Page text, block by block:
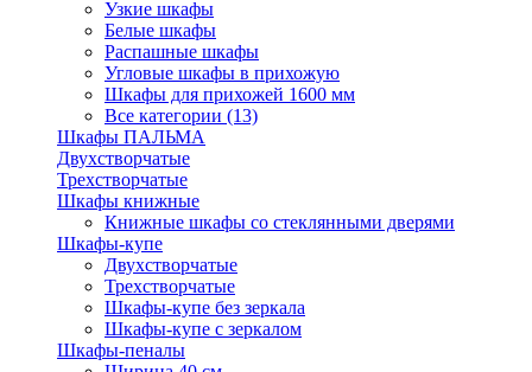
Узкие шкафы
Белые шкафы
Распашные шкафы
Угловые шкафы в прихожую
Шкафы для прихожей 1600 мм
Все категории (13)
Шкафы ПАЛЬМА
Двухстворчатые
Трехстворчатые
Шкафы книжные
Книжные шкафы со стеклянными дверями
Шкафы-купе
Двухстворчатые
Трехстворчатые
Шкафы-купе без зеркала
Шкафы-купе с зеркалом
Шкафы-пеналы